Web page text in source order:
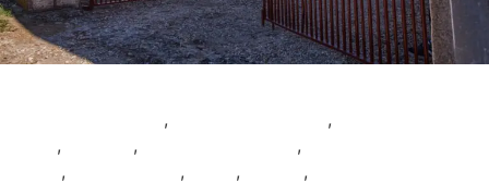
, ,
, , ,
, , , ,